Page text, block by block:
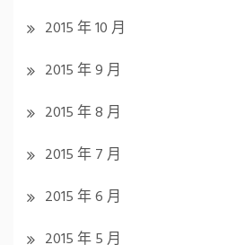
2015 年 10 月
2015 年 9 月
2015 年 8 月
2015 年 7 月
2015 年 6 月
2015 年 5 月